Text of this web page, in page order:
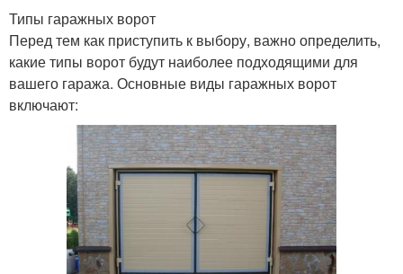
Типы гаражных ворот
Перед тем как приступить к выбору, важно определить,
какие типы ворот будут наиболее подходящими для
вашего гаража. Основные виды гаражных ворот
включают: